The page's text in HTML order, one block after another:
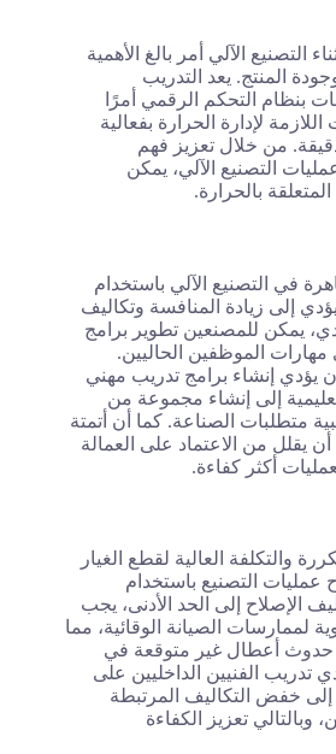
التصنيع الآلي أمر بالغ الأهمية
المنتج. يعد التدريب
بنظام التحكم الرقمي أمرًا
لإدارة الحرارة بفعالية
من خلال تعزيز فهم
التصنيع الآلي، يمكن
بالحرارة.
في التصنيع الآلي باستخدام
إلى زيادة المنافسة وتكاليف
يمكن للمصنعين تطوير برامج
الموظفين الحاليين.
يؤدي إنشاء برامج تدريب مهني
إلى إنشاء مجموعة من
متطلبات الصناعة. كما أن أتمتة
يقلل من الاعتماد على العمالة
أكثر كفاءة.
والتكلفة العالية لقطع الغيار
عمليات التصنيع باستخدام
الإصلاح إلى الحد الأدنى، يجب
لممارسات الصيانة الوقائية، مما
حدوث أعطال غير متوقعة في
تدريب الفنيين الداخليين على
إلى خفض التكاليف المرتبطة
وبالتالي تعزيز الكفاءة